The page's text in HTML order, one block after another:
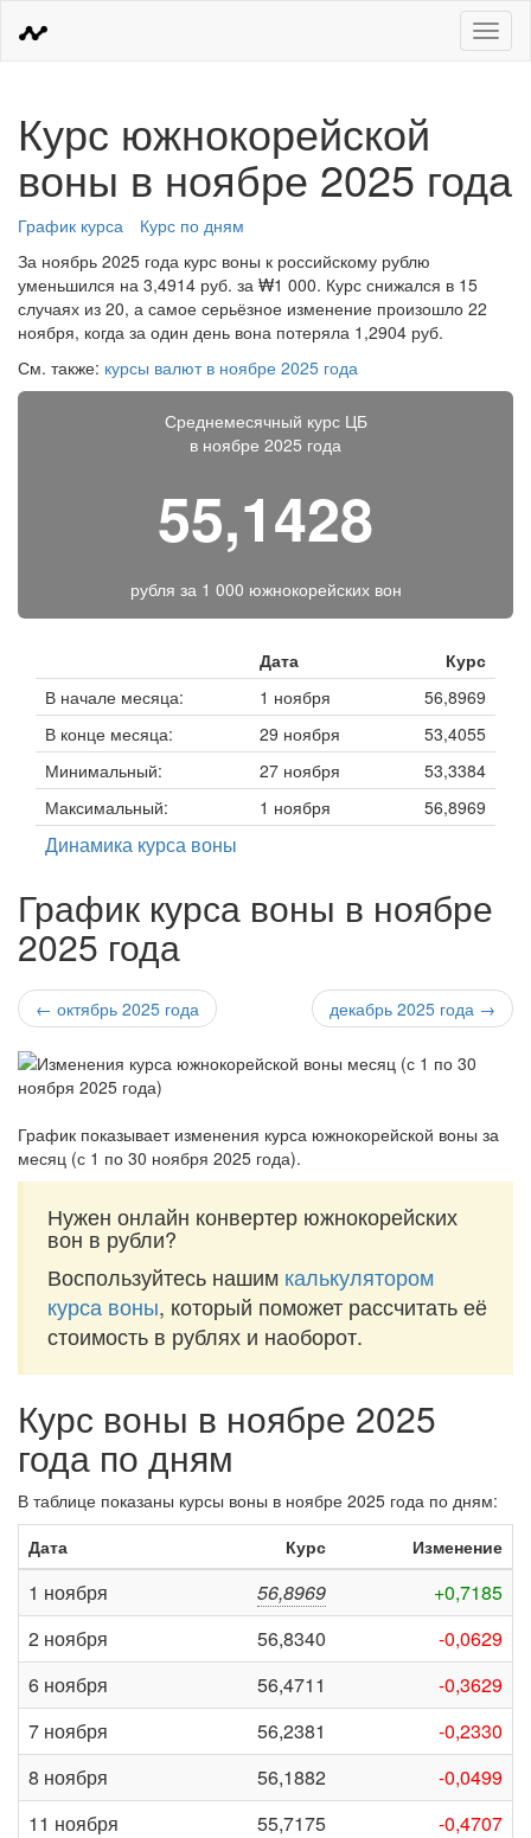
Меню
Курс южнокорейской
воны в ноябре 2025 года
График курса
Курс по дням
За ноябрь 2025 года курс воны к российскому рублю
уменьшился на 3,4914 руб. за ₩1 000. Курс снижался в 15
случаях из 20, а самое серьёзное изменение произошло 22
ноября, когда за один день вона потеряла 1,2904 руб.
См. также: курсы валют в ноябре 2025 года
Среднемесячный курс ЦБ
в ноябре 2025 года
55,1428
рубля за 1 000 южнокорейских вон
Дата
Курс
В начале месяца:
1 ноября
56,8969
В конце месяца:
29 ноября
53,4055
Минимальный:
27 ноября
53,3384
Максимальный:
1 ноября 56,8969
Динамика курса воны
График курса воны в ноябре
2025 года
← октябрь 2025 года декабрь 2025 года →
График показывает изменения курса южнокорейской воны за
месяц (с 1 по 30 ноября 2025 года).
Нужен онлайн конвертер южнокорейских
вон в рубли?
Воспользуйтесь нашим калькулятором
курса воны, который поможет рассчитать её
стоимость в рублях и наоборот.
Курс воны в ноябре 2025
года по дням
В таблице показаны курсы воны в ноябре 2025 года по дням:
Дата
Курс Изменение
1 ноября 56,8969
+0,7185
2 ноября
56,8340
-0,0629
6 ноября
56,4711
-0,3629
7 ноября
56,2381
-0,2330
8 ноября
56,1882
-0,0499
11 ноября
55,7175
-0,4707